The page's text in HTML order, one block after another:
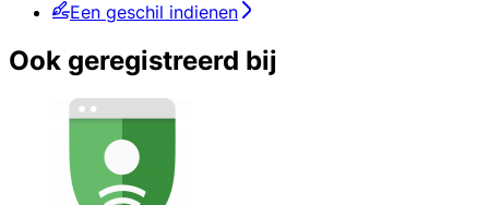
Een geschil indienen
Ook geregistreerd bij